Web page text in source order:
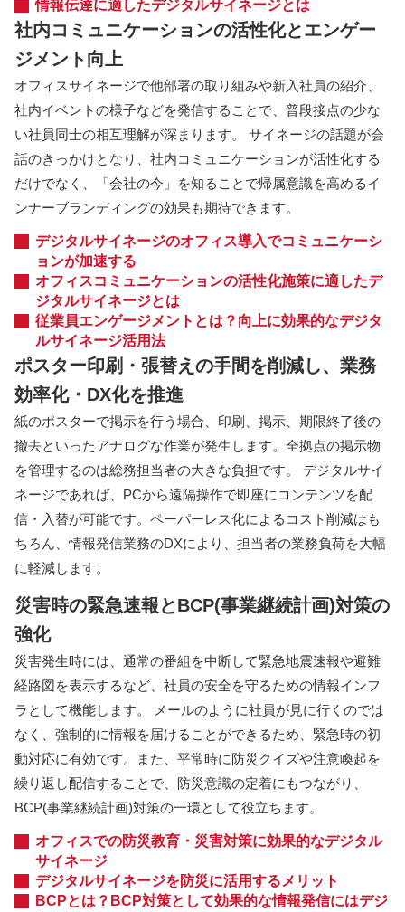
情報伝達に適したデジタルサイネージとは
社内コミュニケーションの活性化とエンゲー
ジメント向上
オフィスサイネージで他部署の取り組みや新入社員の紹介、
社内イベントの様子などを発信することで、普段接点の少な
い社員同士の相互理解が深まります。 サイネージの話題が会
話のきっかけとなり、社内コミュニケーションが活性化する
だけでなく、「会社の今」を知ることで帰属意識を高めるイ
ンナーブランディングの効果も期待できます。
デジタルサイネージのオフィス導入でコミュニケーシ
ョンが加速する
オフィスコミュニケーションの活性化施策に適したデ
ジタルサイネージとは
従業員エンゲージメントとは？向上に効果的なデジタ
ルサイネージ活用法
ポスター印刷・張替えの手間を削減し、業務
効率化・DX化を推進
紙のポスターで掲示を行う場合、印刷、掲示、期限終了後の
撤去といったアナログな作業が発生します。全拠点の掲示物
を管理するのは総務担当者の大きな負担です。 デジタルサイ
ネージであれば、PCから遠隔操作で即座にコンテンツを配
信・入替が可能です。ペーパーレス化によるコスト削減はも
ちろん、情報発信業務のDXにより、担当者の業務負荷を大幅
に軽減します。
災害時の緊急速報とBCP(事業継続計画)対策の
強化
災害発生時には、通常の番組を中断して緊急地震速報や避難
経路図を表示するなど、社員の安全を守るための情報インフ
ラとして機能します。 メールのように社員が見に行くのでは
なく、強制的に情報を届けることができるため、緊急時の初
動対応に有効です。また、平常時に防災クイズや注意喚起を
繰り返し配信することで、防災意識の定着にもつながり、
BCP(事業継続計画)対策の一環として役立ちます。
オフィスでの防災教育・災害対策に効果的なデジタル
サイネージ
デジタルサイネージを防災に活用するメリット
BCPとは？BCP対策として効果的な情報発信にはデジ